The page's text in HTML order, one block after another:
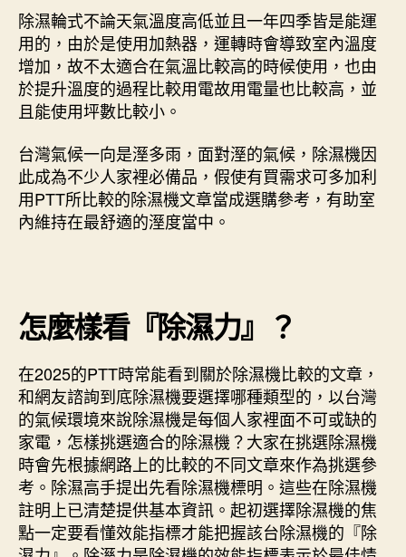
除濕輪式不論天氣溫度高低並且一年四季皆是能運
用的，由於是使用加熱器，運轉時會導致室內溫度
增加，故不太適合在氣溫比較高的時候使用，也由
於提升溫度的過程比較用電故用電量也比較高，並
且能使用坪數比較小。
台灣氣候一向是溼多雨，面對溼的氣候，除濕機因
此成為不少人家裡必備品，假使有買需求可多加利
用PTT所比較的除濕機文章當成選購參考，有助室
內維持在最舒適的溼度當中。
怎麼樣看『除濕力』？
在2025的PTT時常能看到關於除濕機比較的文章，
和網友諮詢到底除濕機要選擇哪種類型的，以台灣
的氣候環境來說除濕機是每個人家裡面不可或缺的
家電，怎樣挑選適合的除濕機？大家在挑選除濕機
時會先根據網路上的比較的不同文章來作為挑選參
考。除濕高手提出先看除濕機標明。這些在除濕機
註明上已清楚提供基本資訊。起初選擇除濕機的焦
點一定要看懂效能指標才能把握該台除濕機的『除